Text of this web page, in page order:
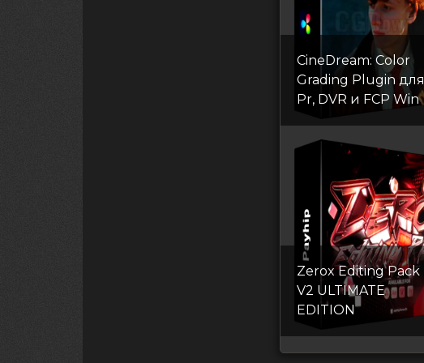
CineDream: Color
Grading Plugin для
Pr, DVR и FCP Win
Zerox Editing Pack
V2 ULTIMATE
EDITION